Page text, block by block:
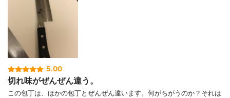
5.00
切れ味がぜんぜん違う。
この包丁は、ほかの包丁とぜんぜん違います。何がちがうのか？それは